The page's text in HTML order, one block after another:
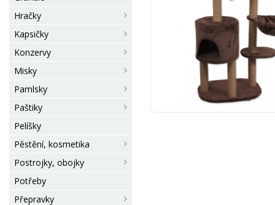
Hračky
Kapsičky
Konzervy
Misky
Pamlsky
Paštiky
Pelíšky
Pěstění, kosmetika
Postrojky, obojky
Potřeby
Přepravky